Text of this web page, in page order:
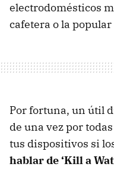
electrodomésticos
cafetera o la popular
Por fortuna, un útil
de una vez por
tus dispositivos si
hablar de ‘Kill a